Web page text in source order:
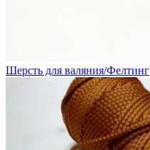
Шерсть для валяния/Фелтинг